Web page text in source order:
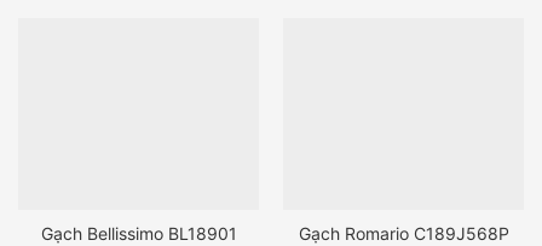
Gạch Bellissimo BL18901 Gạch Romario C189J568P